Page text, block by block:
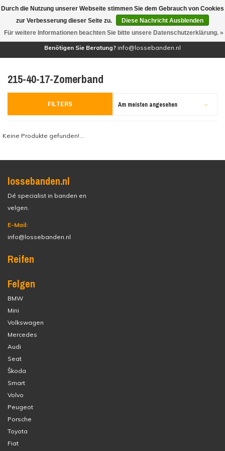
(0)
Benötigen Sie Beratung? info@lossebanden.nl
215-40-17-Zomerband
FILTERS Am meisten angesehen
Keine Produkte gefunden!...
lossebanden.nl
Dé specialist in banden en
velgen.
E-Mail:
info@lossebanden.nl
Reifen
Felgen
BMW
Mini
Volkswagen
Mercedes
Audi
Seat
Škoda
Smart
Volvo
Peugeot
Porsche
Toyota
Fiat
Durch die Nutzung unserer Webseite stimmen Sie dem Gebrauch von Cookies
zur Verbesserung dieser Seite zu.
Diese Nachricht Ausblenden
Für weitere Informationen beachten Sie bitte unsere Datenschutzerklärung. »